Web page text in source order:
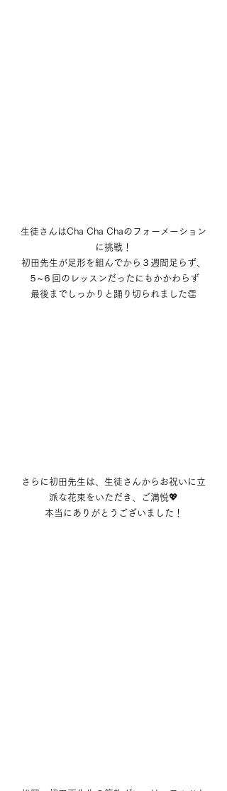
生徒さんはCha Cha Chaのフォーメーション
に挑戦！
初田先生が足形を組んでから３週間足らず、
５~６回のレッスンだったにもかかわらず
最後までしっかりと踊り切られました👏
さらに初田先生は、生徒さんからお祝いに立
派な花束をいただき、ご満悦💖
本当にありがとうございました！